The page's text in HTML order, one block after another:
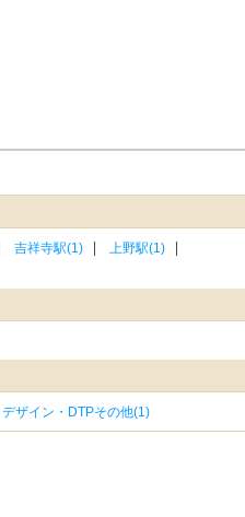
吉祥寺駅(1)
上野駅(1)
ザイン・DTPその他(1)